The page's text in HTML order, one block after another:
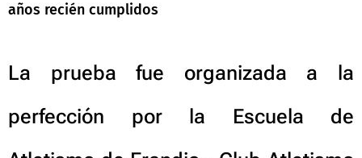
años recién cumplidos
La prueba fue organizada a la
perfección por la Escuela de